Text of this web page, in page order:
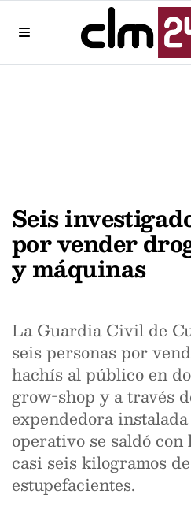
Seis
por vender
y máquinas
La Guardia Civil de
seis personas por
hachís al público en
grow-shop y a través
expendedora
operativo se saldó
casi seis kilogramos
estupefacientes.